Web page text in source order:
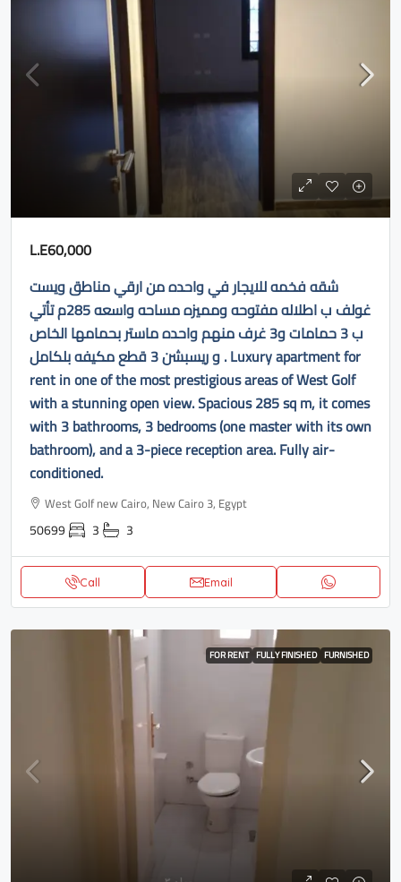
L.E60,000
شقه فخمه للايجار في واحده من ارقي مناطق ويست
غولف ب اطلاله مفتوحه ومميزه مساحه واسعه 285م تأتي
ب 3 حمامات و3 غرف منهم واحده ماستر بحمامها الخاص
و ريسبشن 3 قطع مكيفه بلكامل . Luxury apartment for
rent in one of the most prestigious areas of West Golf
with a stunning open view. Spacious 285 sq m, it comes
with 3 bathrooms, 3 bedrooms (one master with its own
bathroom), and a 3-piece reception area. Fully air-
conditioned.
West Golf new Cairo, New Cairo 3, Egypt
50699 3 3
Call Email
FOR RENT FULLY FINISHED FURNISHED